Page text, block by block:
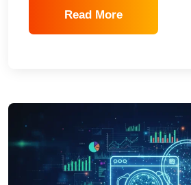
Read More